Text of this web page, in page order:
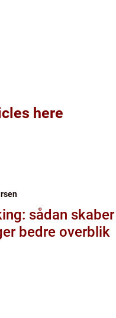
here
sådan skaber
bedre overblik